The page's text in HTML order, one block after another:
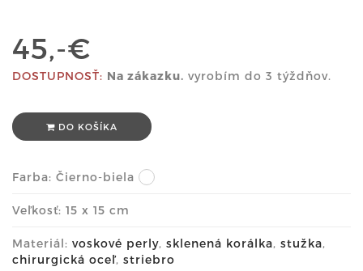
45,-€
DOSTUPNOSŤ: Na zákazku. vyrobím do 3 týždňov.
DO KOŠÍKA
Farba: Čierno-biela
Veľkosť: 15 x 15 cm
Materiál: voskové perly, sklenená korálka, stužka,
chirurgická oceľ, striebro